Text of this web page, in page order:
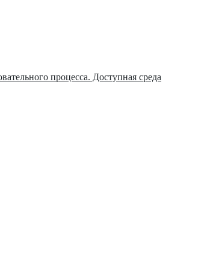
процесса. Доступная среда